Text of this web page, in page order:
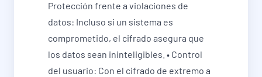
Protección frente a violaciones de
datos: Incluso si un sistema es
comprometido, el cifrado asegura que
los datos sean ininteligibles. • Control
del usuario: Con el cifrado de extremo a